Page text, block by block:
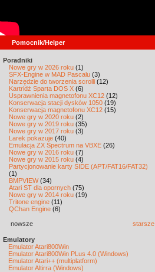
Pomocnik/Helper
Poradniki
Nowe gry w 2026 roku (1)
SFX-Engine w MAD Pascalu (3)
Narzędzie do tworzenia scrolli (12)
Kartridż Sparta DOS X (6)
Usprawnienia magnetofonu XC12 (12)
Konserwacja stacji dysków 1050 (19)
Konserwacja magnetofonu XC12 (15)
Nowe gry w 2020 roku (2)
Nowe gry w 2019 roku (35)
Nowe gry w 2017 roku (3)
Larek pokazuje (40)
Emulacja ZX Spectrum na VBXE (26)
Nowe gry w 2016 roku (7)
Nowe gry w 2015 roku (4)
Partycjonowanie karty SIDE (APT/FAT16/FAT32)
(1)
BMPVIEW(34)
Atari ST dla opornych (75)
Nowe gry w 2014 roku (19)
Tritone engine (11)
QChan Engine (6)
nowsze starsze
Emulatory
Emulator Atari800Win
Emulator Atari800Win PLus 4.0 (Windows)
Emulator Atari++ (multiplatform)
Emulator Altirra (Windows)